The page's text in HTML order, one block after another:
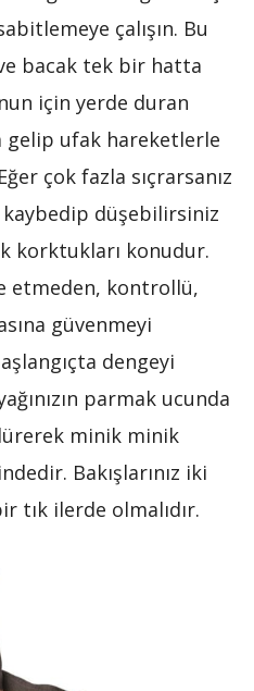
çalışın. Bu
bacak tek bir hatta
için yerde duran
gelip ufak hareketlerle
çok fazla sıçrarsanız
düşebilirsiniz
korktukları konudur.
etmeden, kontrollü,
güvenmeyi
dengeyi
parmak ucunda
minik minik
Bakışlarınız iki
tık ilerde olmalıdır.